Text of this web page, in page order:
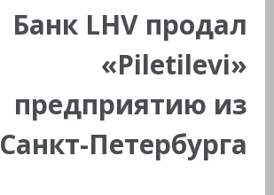
Банк LHV продал
«Piletilevi»
предприятию из
Санкт-Петербурга